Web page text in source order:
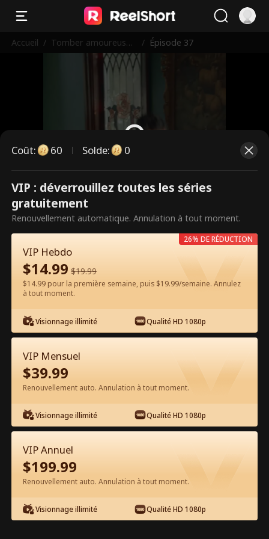
Accueil / Tomber amoureuse
du père mafieux de
/ Épisode 37
Ce sont des épisodes payants.
Débloquez pour regarder.
Regarder gratuitement sur l'App
Épisode 37 - Tomber amoureuse du
père mafieux de mon ex Film
complet
0-49 50-94 Tous les épisodes
Coût: 60 Solde: 0
VIP : déverrouillez toutes les séries
gratuitement
Renouvellement automatique. Annulation à tout moment.
VIP Hebdo
$14.99 $19.99
$14.99 pour la première semaine, puis $19.99/semaine. Annulez
à tout moment.
Visionnage illimité Qualité HD 1080p
26% DE RÉDUCTION
VIP Mensuel
$39.99
Renouvellement auto. Annulation à tout moment.
Visionnage illimité Qualité HD 1080p
VIP Annuel
$199.99
Renouvellement auto. Annulation à tout moment.
Visionnage illimité Qualité HD 1080p